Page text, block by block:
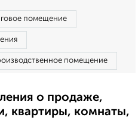
помещение
помещение
о продаже,
квартиры, комнаты,